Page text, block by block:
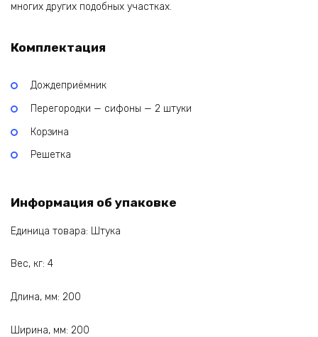
многих других подобных участках.
Комплектация
Дождеприёмник
Перегородки — сифоны — 2 штуки
Корзина
Решетка
Информация об упаковке
Единица товара: Штука
Вес, кг: 4
Длина, мм: 200
Ширина, мм: 200